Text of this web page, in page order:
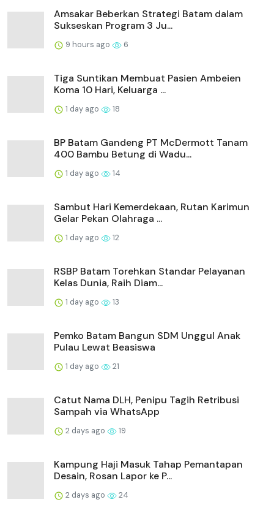
Amsakar Beberkan Strategi Batam dalam
Sukseskan Program 3 Ju...
9 hours ago 6
Tiga Suntikan Membuat Pasien Ambeien
Koma 10 Hari, Keluarga ...
1 day ago 18
BP Batam Gandeng PT McDermott Tanam
400 Bambu Betung di Wadu...
1 day ago 14
Sambut Hari Kemerdekaan, Rutan Karimun
Gelar Pekan Olahraga ...
1 day ago 12
RSBP Batam Torehkan Standar Pelayanan
Kelas Dunia, Raih Diam...
1 day ago 13
Pemko Batam Bangun SDM Unggul Anak
Pulau Lewat Beasiswa
1 day ago 21
Catut Nama DLH, Penipu Tagih Retribusi
Sampah via WhatsApp
2 days ago 19
Kampung Haji Masuk Tahap Pemantapan
Desain, Rosan Lapor ke P...
2 days ago 24